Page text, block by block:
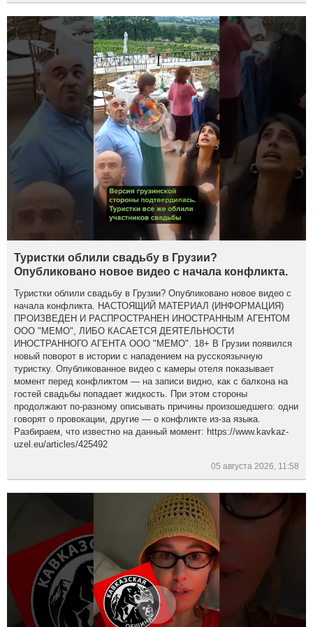
Туристки облили свадьбу в Грузии?
Опубликовано новое видео с начала конфликта.
Туристки облили свадьбу в Грузии? Опубликовано новое видео с
начала конфликта. НАСТОЯЩИЙ МАТЕРИАЛ (ИНФОРМАЦИЯ)
ПРОИЗВЕДЕН И РАСПРОСТРАНЕН ИНОСТРАННЫМ АГЕНТОМ
ООО "МЕМО", ЛИБО КАСАЕТСЯ ДЕЯТЕЛЬНОСТИ
ИНОСТРАННОГО АГЕНТА ООО "МЕМО". 18+ В Грузии появился
новый поворот в истории с нападением на русскоязычную
туристку. Опубликованное видео с камеры отеля показывает
момент перед конфликтом — на записи видно, как с балкона на
гостей свадьбы попадает жидкость. При этом стороны
продолжают по-разному описывать причины произошедшего: одни
говорят о провокации, другие — о конфликте из-за языка.
Разбираем, что известно на данный момент: https://www.kavkaz-
uzel.eu/articles/425492
05 августа 2026, 11:58